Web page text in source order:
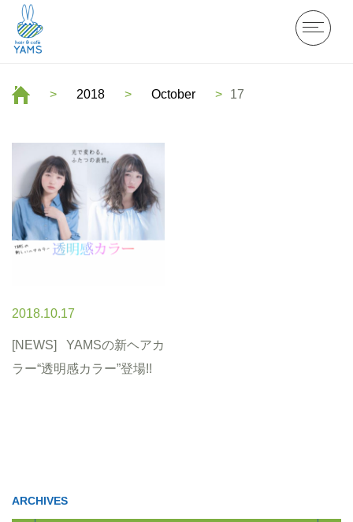
2018 October 17
ARCHIVES
2018.10.17
[NEWS]
YAMSの新ヘアカ
ラー“透明感カラー”登場!!